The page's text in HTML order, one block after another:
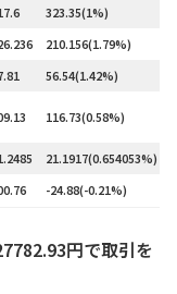
323.35(1%)
210.156(1.79%)
56.54(1.42%)
116.73(0.58%)
21.1917(0.654053%)
-24.88(-0.21%)
円で取引を